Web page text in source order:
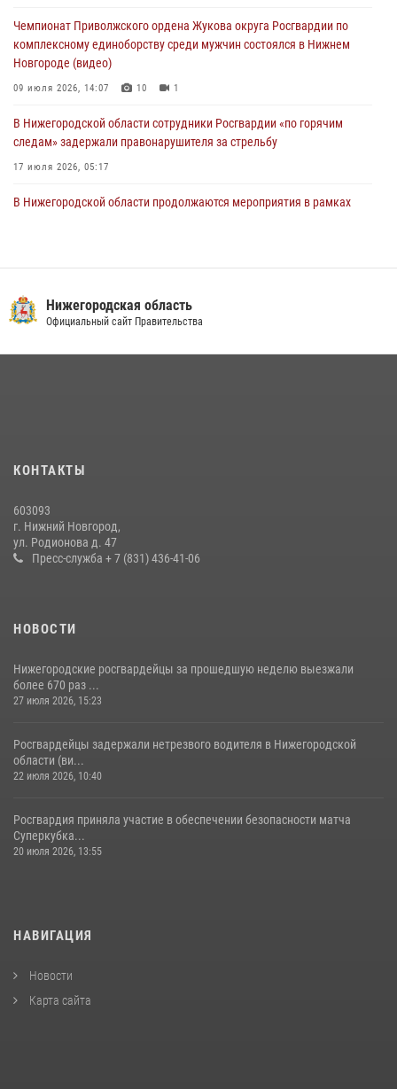
Чемпионат Приволжского ордена Жукова округа Росгвардии по
комплексному единоборству среди мужчин состоялся в Нижнем
Новгороде (видео)
09 июля 2026, 14:07 10 1
В Нижегородской области сотрудники Росгвардии «по горячим
следам» задержали правонарушителя за стрельбу
17 июля 2026, 05:17
В Нижегородской области продолжаются мероприятия в рамках
Суперкубка России в Нижнем Новгороде
20 июля 2026, 13:55 2
Росгвардейцы предотвратили серию краж в Нижнем Новгороде
28 июля 2026, 15:39
более 600 раз по сигналу «тревога»
20 июля 2026, 12:26
Нижегородская область
Официальный сайт Правительства
КОНТАКТЫ
603093
г. Нижний Новгород,
ул. Родионова д. 47
Пресс-служба + 7 (831) 436-41-06
НОВОСТИ
Нижегородские росгвардейцы за прошедшую неделю выезжали
более 670 раз ...
27 июля 2026, 15:23
Росгвардейцы задержали нетрезвого водителя в Нижегородской
области (ви...
22 июля 2026, 10:40
Росгвардия приняла участие в обеспечении безопасности матча
Суперкубка...
20 июля 2026, 13:55
НАВИГАЦИЯ
Новости
Карта сайта